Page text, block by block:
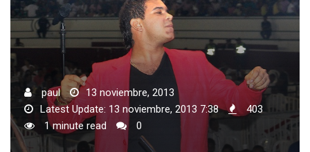
paul
13 noviembre, 2013
Latest Update: 13 noviembre, 2013 7:38
403
1 minute read
0